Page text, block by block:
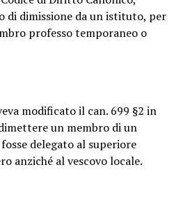
di dimissione da un istituto, per
professo temporaneo o
modificato il can. 699 §2 in
un membro di un
delegato al superiore
anziché al vescovo locale.